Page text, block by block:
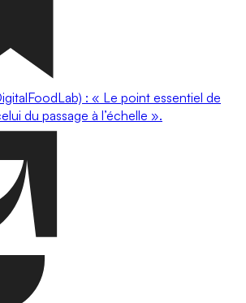
: « Le point essentiel de
du passage à l’échelle ».